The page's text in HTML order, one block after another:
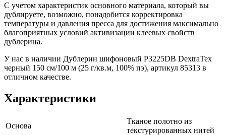
С учетом характеристик основного материала, который вы
дублируете, возможно, понадобится корректировка
температуры и давления пресса для достижения максимально
благоприятных условий активизации клеевых свойств
дублерина.
У нас в наличии Дублерин шифоновый P3225DB DextraTex
черный 150 см/100 м (25 г/кв.м, 100% пэ), артикул 85313 в
отличном качестве.
Характеристики
Основа
Тканое полотно из
текстурированных нитей